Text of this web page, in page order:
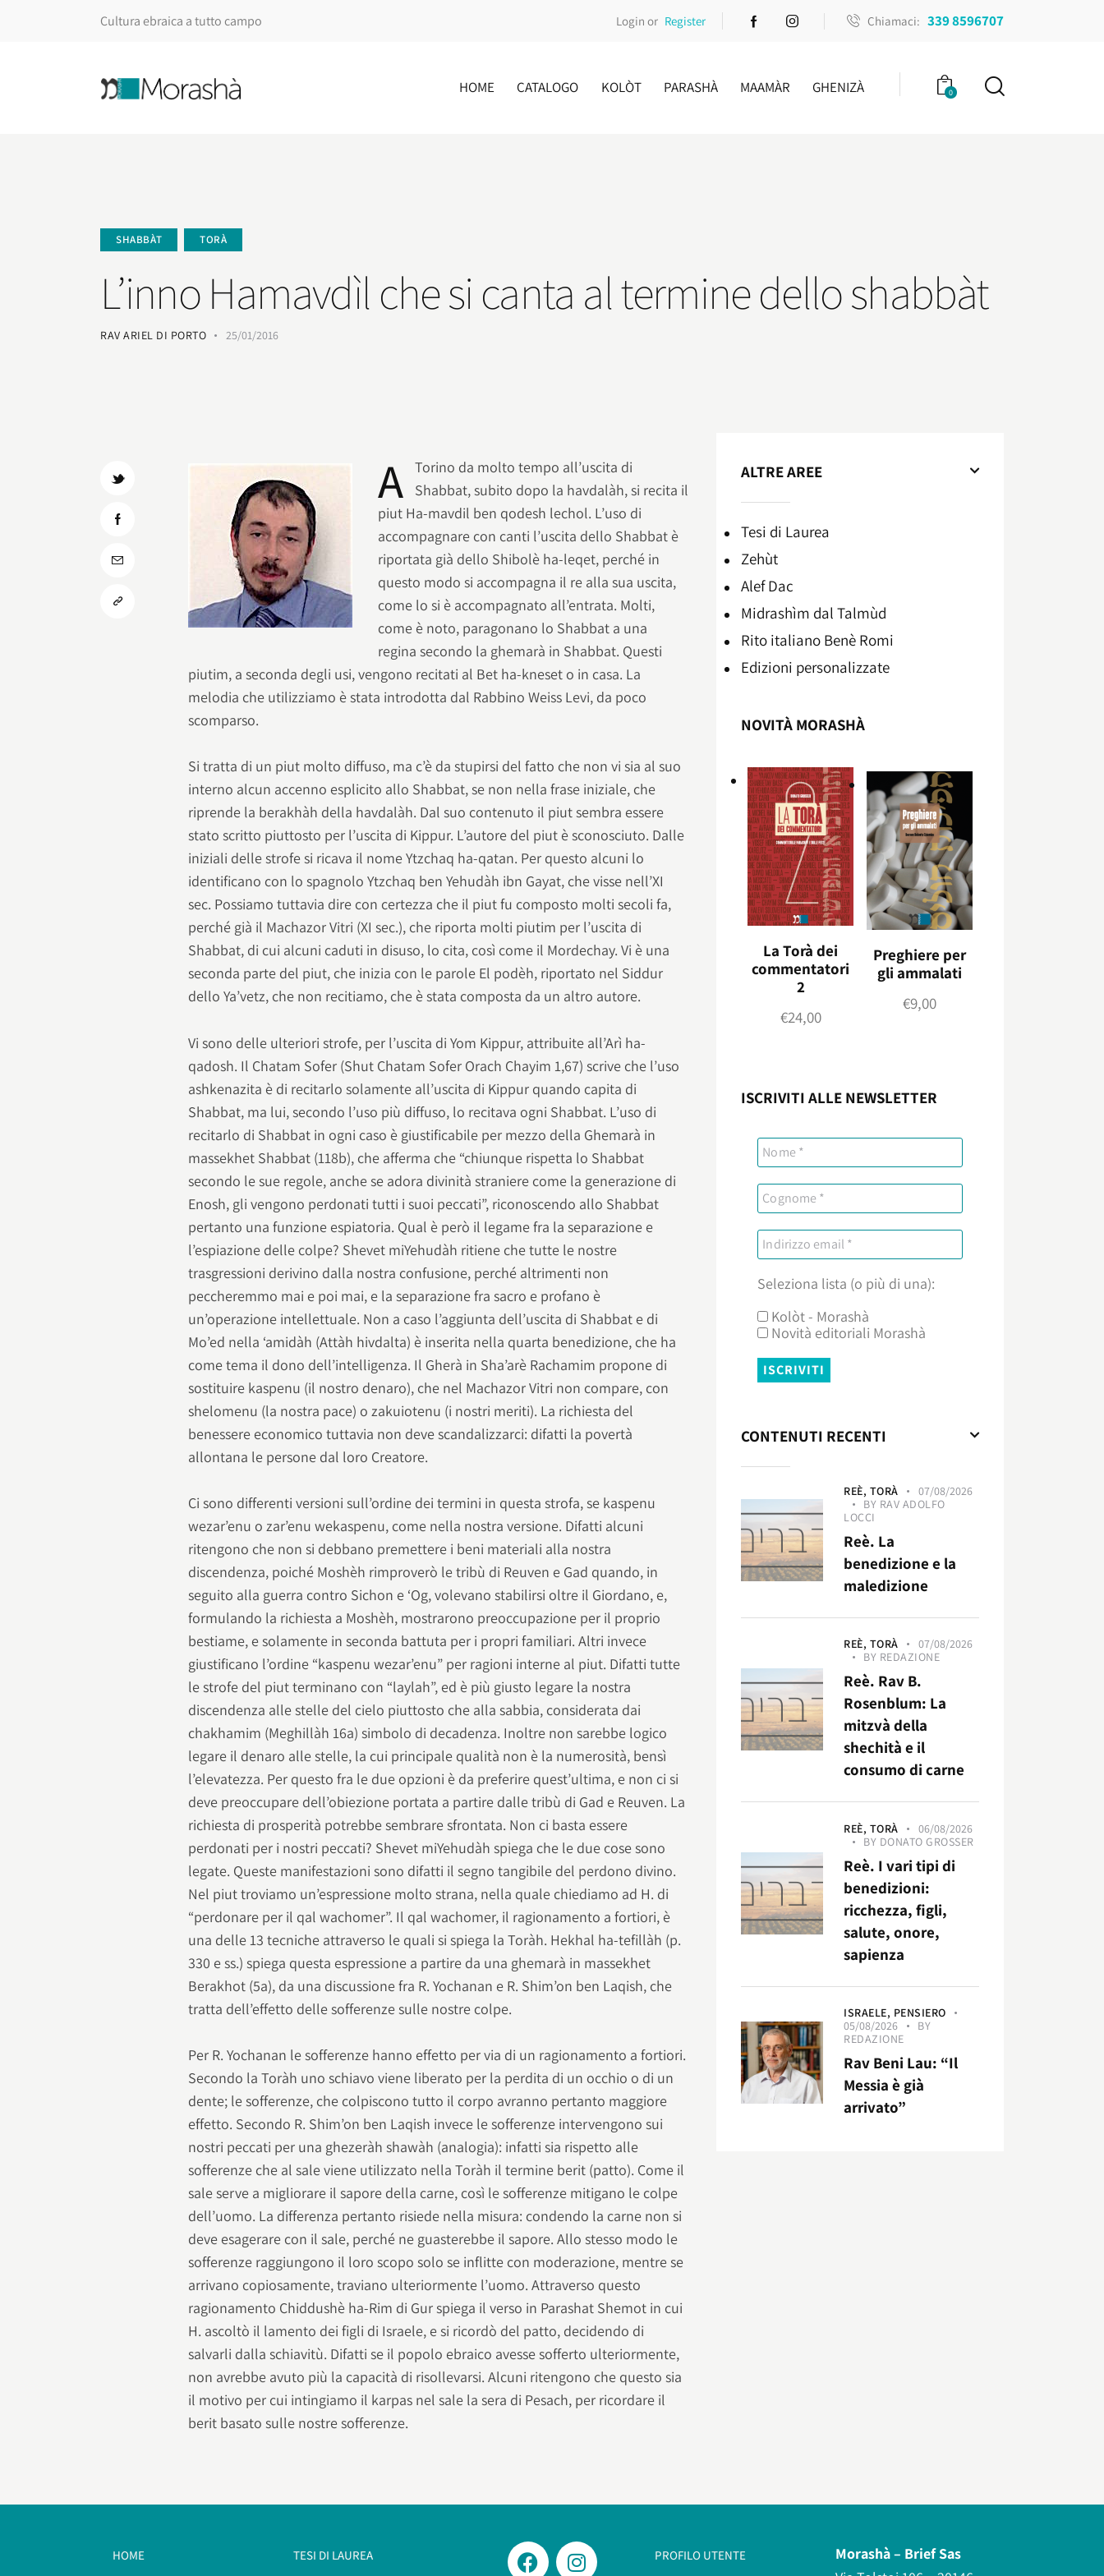
Cultura ebraica a tutto campo Login or Register Chiamaci: 339 8596707
HOME CATALOGO KOLÒT PARASHÀ MAAMÀR GHENIZÀ 0
SHABBÀT TORÀ
L’inno Hamavdìl che si canta al termine dello shabbàt
RAV ARIEL DI PORTO 25/01/2016
A
Torino da molto tempo all’uscita di
Shabbat, subito dopo la havdalàh, si recita il
piut Ha-mavdil ben qodesh lechol. L’uso di
accompagnare con canti l’uscita dello Shabbat è
riportata già dello Shibolè ha-leqet, perché in
questo modo si accompagna il re alla sua uscita,
come lo si è accompagnato all’entrata. Molti,
come è noto, paragonano lo Shabbat a una
regina secondo la ghemarà in Shabbat. Questi
piutim, a seconda degli usi, vengono recitati al Bet ha-kneset o in casa. La
melodia che utilizziamo è stata introdotta dal Rabbino Weiss Levi, da poco
scomparso.
Si tratta di un piut molto diffuso, ma c’è da stupirsi del fatto che non vi sia al suo
interno alcun accenno esplicito allo Shabbat, se non nella frase iniziale, che
riprende la berakhàh della havdalàh. Dal suo contenuto il piut sembra essere
stato scritto piuttosto per l’uscita di Kippur. L’autore del piut è sconosciuto. Dalle
iniziali delle strofe si ricava il nome Ytzchaq ha-qatan. Per questo alcuni lo
identificano con lo spagnolo Ytzchaq ben Yehudàh ibn Gayat, che visse nell’XI
sec. Possiamo tuttavia dire con certezza che il piut fu composto molti secoli fa,
perché già il Machazor Vitri (XI sec.), che riporta molti piutim per l’uscita di
Shabbat, di cui alcuni caduti in disuso, lo cita, così come il Mordechay. Vi è una
seconda parte del piut, che inizia con le parole El podèh, riportato nel Siddur
dello Ya’vetz, che non recitiamo, che è stata composta da un altro autore.
Vi sono delle ulteriori strofe, per l’uscita di Yom Kippur, attribuite all’Arì ha-
qadosh. Il Chatam Sofer (Shut Chatam Sofer Orach Chayim 1,67) scrive che l’uso
ashkenazita è di recitarlo solamente all’uscita di Kippur quando capita di
Shabbat, ma lui, secondo l’uso più diffuso, lo recitava ogni Shabbat. L’uso di
recitarlo di Shabbat in ogni caso è giustificabile per mezzo della Ghemarà in
massekhet Shabbat (118b), che afferma che “chiunque rispetta lo Shabbat
secondo le sue regole, anche se adora divinità straniere come la generazione di
Enosh, gli vengono perdonati tutti i suoi peccati”, riconoscendo allo Shabbat
pertanto una funzione espiatoria. Qual è però il legame fra la separazione e
l’espiazione delle colpe? Shevet miYehudàh ritiene che tutte le nostre
trasgressioni derivino dalla nostra confusione, perché altrimenti non
peccheremmo mai e poi mai, e la separazione fra sacro e profano è
un’operazione intellettuale. Non a caso l’aggiunta dell’uscita di Shabbat e di
Mo’ed nella ‘amidàh (Attàh hivdalta) è inserita nella quarta benedizione, che ha
come tema il dono dell’intelligenza. Il Gherà in Sha’arè Rachamim propone di
sostituire kaspenu (il nostro denaro), che nel Machazor Vitri non compare, con
shelomenu (la nostra pace) o zakuiotenu (i nostri meriti). La richiesta del
benessere economico tuttavia non deve scandalizzarci: difatti la povertà
allontana le persone dal loro Creatore.
Ci sono differenti versioni sull’ordine dei termini in questa strofa, se kaspenu
wezar’enu o zar’enu wekaspenu, come nella nostra versione. Difatti alcuni
ritengono che non si debbano premettere i beni materiali alla nostra
discendenza, poiché Moshèh rimproverò le tribù di Reuven e Gad quando, in
seguito alla guerra contro Sichon e ‘Og, volevano stabilirsi oltre il Giordano, e,
formulando la richiesta a Moshèh, mostrarono preoccupazione per il proprio
bestiame, e solamente in seconda battuta per i propri familiari. Altri invece
giustificano l’ordine “kaspenu wezar’enu” per ragioni interne al piut. Difatti tutte
le strofe del piut terminano con “laylah”, ed è più giusto legare la nostra
discendenza alle stelle del cielo piuttosto che alla sabbia, considerata dai
chakhamim (Meghillàh 16a) simbolo di decadenza. Inoltre non sarebbe logico
legare il denaro alle stelle, la cui principale qualità non è la numerosità, bensì
l’elevatezza. Per questo fra le due opzioni è da preferire quest’ultima, e non ci si
deve preoccupare dell’obiezione portata a partire dalle tribù di Gad e Reuven. La
richiesta di prosperità potrebbe sembrare sfrontata. Non ci basta essere
perdonati per i nostri peccati? Shevet miYehudàh spiega che le due cose sono
legate. Queste manifestazioni sono difatti il segno tangibile del perdono divino.
Nel piut troviamo un’espressione molto strana, nella quale chiediamo ad H. di
“perdonare per il qal wachomer”. Il qal wachomer, il ragionamento a fortiori, è
una delle 13 tecniche attraverso le quali si spiega la Toràh. Hekhal ha-tefillàh (p.
330 e ss.) spiega questa espressione a partire da una ghemarà in massekhet
Berakhot (5a), da una discussione fra R. Yochanan e R. Shim’on ben Laqish, che
tratta dell’effetto delle sofferenze sulle nostre colpe.
Per R. Yochanan le sofferenze hanno effetto per via di un ragionamento a fortiori.
Secondo la Toràh uno schiavo viene liberato per la perdita di un occhio o di un
dente; le sofferenze, che colpiscono tutto il corpo avranno pertanto maggiore
effetto. Secondo R. Shim’on ben Laqish invece le sofferenze intervengono sui
nostri peccati per una ghezeràh shawàh (analogia): infatti sia rispetto alle
sofferenze che al sale viene utilizzato nella Toràh il termine berit (patto). Come il
sale serve a migliorare il sapore della carne, così le sofferenze mitigano le colpe
dell’uomo. La differenza pertanto risiede nella misura: condendo la carne non si
deve esagerare con il sale, perché ne guasterebbe il sapore. Allo stesso modo le
sofferenze raggiungono il loro scopo solo se inflitte con moderazione, mentre se
arrivano copiosamente, traviano ulteriormente l’uomo. Attraverso questo
ragionamento Chiddushè ha-Rim di Gur spiega il verso in Parashat Shemot in cui
H. ascoltò il lamento dei figli di Israele, e si ricordò del patto, decidendo di
salvarli dalla schiavitù. Difatti se il popolo ebraico avesse sofferto ulteriormente,
non avrebbe avuto più la capacità di risollevarsi. Alcuni ritengono che questo sia
il motivo per cui intingiamo il karpas nel sale la sera di Pesach, per ricordare il
berit basato sulle nostre sofferenze.
ALTRE AREE
Tesi di Laurea
Zehùt
Alef Dac
Midrashìm dal Talmùd
Rito italiano Benè Romi​
Edizioni personalizzate
NOVITÀ MORASHÀ
La Torà dei
commentatori
2
€24,00
Preghiere per
gli ammalati
€9,00
ISCRIVITI ALLE NEWSLETTER
Seleziona lista (o più di una):
Kolòt - Morashà
Novità editoriali Morashà
CONTENUTI RECENTI
REÈ, TORÀ
07/08/2026
BY RAV ADOLFO
LOCCI
Reè. La
benedizione e la
maledizione
REÈ, TORÀ
07/08/2026
BY REDAZIONE
Reè. Rav B.
Rosenblum: La
mitzvà della
shechità e il
consumo di carne
REÈ, TORÀ
06/08/2026
BY DONATO GROSSER
Reè. I vari tipi di
benedizioni:
ricchezza, figli,
salute, onore,
sapienza
ISRAELE, PENSIERO
05/08/2026
BY
REDAZIONE
Rav Beni Lau: “Il
Messia è già
arrivato”
HOME
TESI DI LAUREA
PROFILO UTENTE
Morashà – Brief Sas